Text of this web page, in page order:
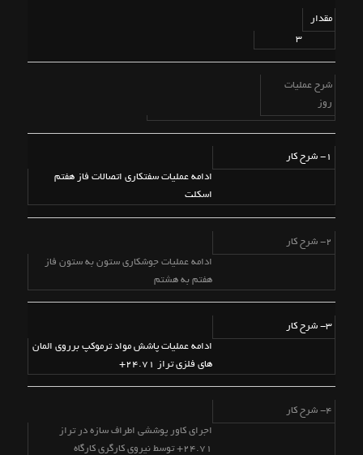
مقدار
3
شرح عملیات
روز
1- شرح کار
ادامه عملیات سفتکاری اتصالات فاز هفتم
اسکلت
2- شرح کار
ادامه عملیات جوشکاری ستون به ستون فاز
هفتم به هشتم
3- شرح کار
ادامه عملیات پاشش مواد ترموکپ برروی المان
های فلزی تراز 24.71+
4- شرح کار
اجرای کاور پوششی اطراف سازه در تراز
24.71+ توسط نیروی کارگری کارگاه